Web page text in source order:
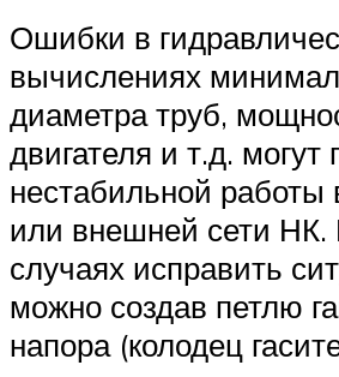
Ошибки в
вычислениях
диаметра труб,
двигателя и т.д. могут
нестабильной работы
или внешней сети НК.
случаях исправить
можно создав петлю
напора (колодец